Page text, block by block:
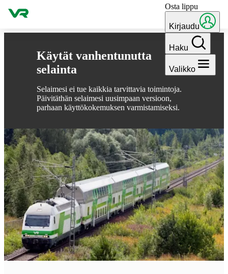
Käytät vanhentunutta
selainta
Selaimesi ei tue kaikkia tarvittavia toimintoja.
Päivitäthän selaimesi uusimpaan versioon,
parhaan käyttökokemuksen varmistamiseksi.
Hyppää sisältöön Osta lippu
Kirjaudu
Haku
Valikko